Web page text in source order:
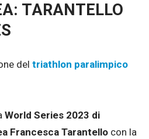
TARANTELLO
del triathlon paralimpico
World Series 2023 di
Francesca Tarantello con la